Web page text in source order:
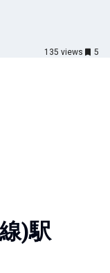
135 views 5
)駅